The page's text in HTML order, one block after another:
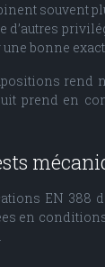
souvent
d’autres
bonne
rend
prend en
EN 388
en